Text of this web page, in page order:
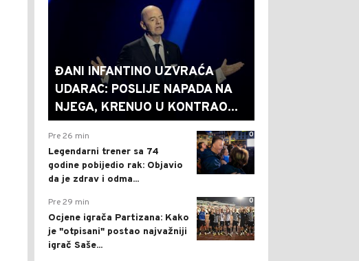
ĐANI INFANTINO UZVRAĆA
UDARAC: POSLIJE NAPADA NA
NJEGA, KRENUO U KONTRAO...
0
Pre 26 min
Legendarni trener sa 74
godine pobijedio rak: Objavio
da je zdrav i odma...
0
Pre 29 min
Ocjene igrača Partizana: Kako
je "otpisani" postao najvažniji
igrač Saše...